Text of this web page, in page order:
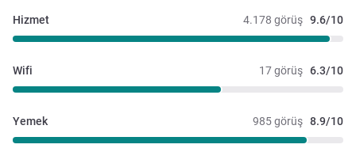
4.178 görüş 9.6/10
Hizmet
17 görüş 6.3/10
Wifi
985 görüş 8.9/10
Yemek